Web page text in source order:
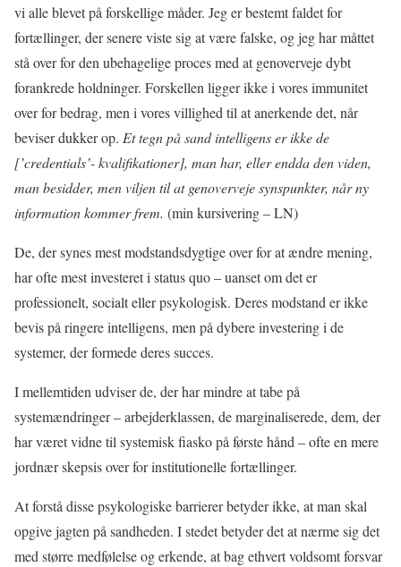
vi alle blevet på forskellige måder. Jeg er bestemt faldet for
fortællinger, der senere viste sig at være falske, og jeg har måttet
stå over for den ubehagelige proces med at genoverveje dybt
forankrede holdninger. Forskellen ligger ikke i vores immunitet
over for bedrag, men i vores villighed til at anerkende det, når
beviser dukker op. Et tegn på sand intelligens er ikke de
[’credentials’- kvalifikationer], man har, eller endda den viden,
man besidder, men viljen til at genoverveje synspunkter, når ny
information kommer frem. (min kursivering – LN)
De, der synes mest modstandsdygtige over for at ændre mening,
har ofte mest investeret i status quo – uanset om det er
professionelt, socialt eller psykologisk. Deres modstand er ikke
bevis på ringere intelligens, men på dybere investering i de
systemer, der formede deres succes.
I mellemtiden udviser de, der har mindre at tabe på
systemændringer – arbejderklassen, de marginaliserede, dem, der
har været vidne til systemisk fiasko på første hånd – ofte en mere
jordnær skepsis over for institutionelle fortællinger.
At forstå disse psykologiske barrierer betyder ikke, at man skal
opgive jagten på sandheden. I stedet betyder det at nærme sig det
med større medfølelse og erkende, at bag ethvert voldsomt forsvar